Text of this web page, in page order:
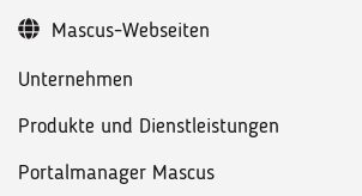
Unternehmen
Produkte und Dienstleistungen
Portalmanager Mascus
Mascus-Webseiten